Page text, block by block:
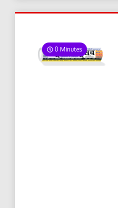
0 Minutes